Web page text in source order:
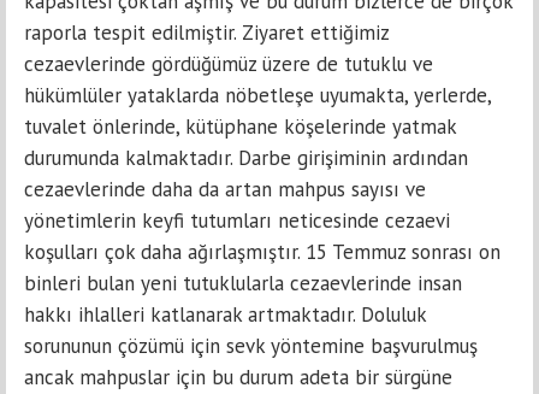
raporla tespit edilmiştir. Ziyaret ettiğimiz
cezaevlerinde gördüğümüz üzere de tutuklu ve
hükümlüler yataklarda nöbetleşe uyumakta, yerlerde,
tuvalet önlerinde, kütüphane köşelerinde yatmak
durumunda kalmaktadır. Darbe girişiminin ardından
cezaevlerinde daha da artan mahpus sayısı ve
yönetimlerin keyfi tutumları neticesinde cezaevi
koşulları çok daha ağırlaşmıştır. 15 Temmuz sonrası on
binleri bulan yeni tutuklularla cezaevlerinde insan
hakkı ihlalleri katlanarak artmaktadır. Doluluk
sorununun çözümü için sevk yöntemine başvurulmuş
ancak mahpuslar için bu durum adeta bir sürgüne